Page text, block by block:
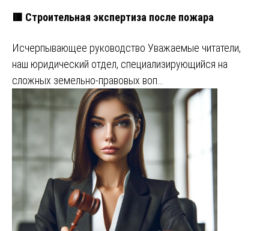
🟥 Строительная экспертиза после пожара
Исчерпывающее руководство Уважаемые читатели,
наш юридический отдел, специализирующийся на
сложных земельно-правовых воп…